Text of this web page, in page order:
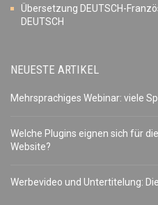
Übersetzung DEUTSCH-
DEUTSCH
NEUESTE ARTIKEL
Mehrsprachiges Webinar: viele
Welche Plugins eignen sich für
Website?
Werbevideo und Untertitelung: